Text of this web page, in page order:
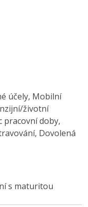
účely, Mobilní
životní
pracovní doby,
Dovolená
s maturitou